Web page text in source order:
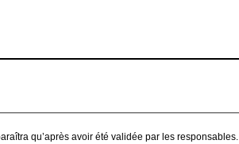
qu’après avoir été validée par les responsables.